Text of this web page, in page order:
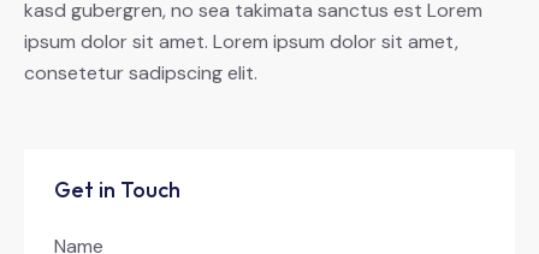
kasd gubergren, no sea takimata sanctus est Lorem
ipsum dolor sit amet. Lorem ipsum dolor sit amet,
consetetur sadipscing elit.
Get in Touch